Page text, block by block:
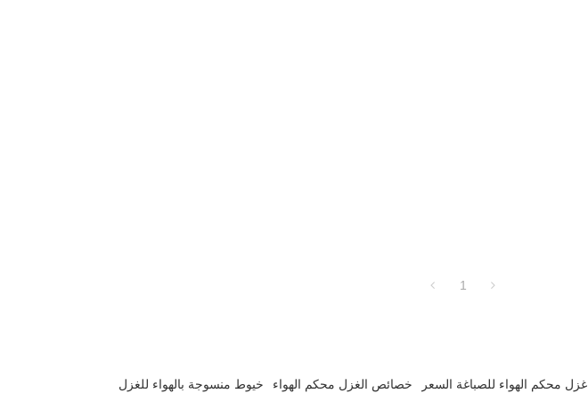
1
غزل محكم الهواء للصباغة السعر خصائص الغزل محكم الهواء خيوط منسوجة بالهواء للغزل